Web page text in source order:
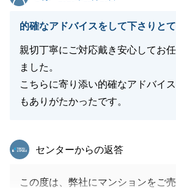
的確なアドバイスをして下さりと
親切丁寧にご対応戴き安心してお
ました。
こちらに寄り添い的確なアドバイ
もありがたかったです。
東急リバブル
センターからの返答
この度は、弊社にマンションをご